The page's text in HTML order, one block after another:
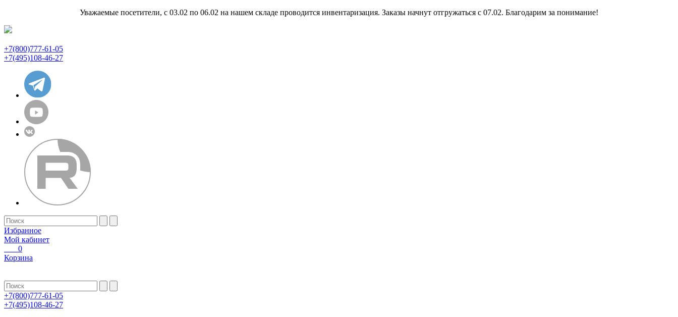
Уважаемые посетители, с 03.02 по 06.02 на нашем складе проводится инвентаризация. Заказы начнут отгружаться с 07.02. Благодарим за понимание!
+7(800)777-61-05
+7(495)108-46-27
Избранное
Мой кабинет
0
Корзина
+7(800)777-61-05
+7(495)108-46-27